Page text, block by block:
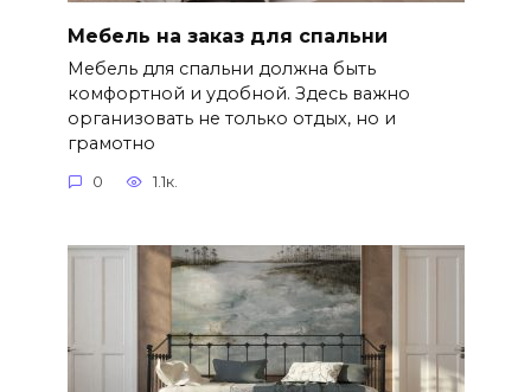
Мебель на заказ для спальни
Мебель для спальни должна быть
комфортной и удобной. Здесь важно
организовать не только отдых, но и
грамотно
0 1.1к.